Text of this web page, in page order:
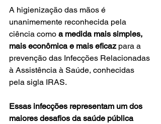
A higienização das mãos é
unanimemente reconhecida pela
ciência como a medida mais simples,
mais econômica e mais eficaz para a
prevenção das Infecções Relacionadas
à Assistência à Saúde, conhecidas
pela sigla IRAS.
Essas infecções representam um dos
maiores desafios da saúde pública